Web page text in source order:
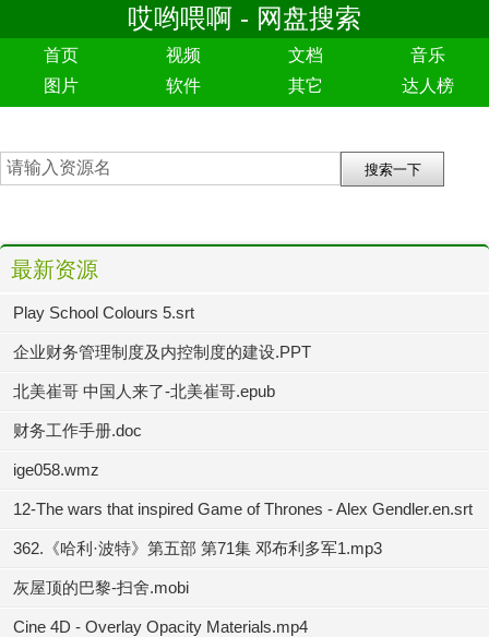
哎哟喂啊 - 网盘搜索
首页 视频 文档
音乐
图片
软件 其它 达人榜
最新资源
Play School Colours 5.srt
企业财务管理制度及内控制度的建设.PPT
北美崔哥 中国人来了-北美崔哥.epub
财务工作手册.doc
ige058.wmz
12-The wars that inspired Game of Thrones - Alex Gendler.en.srt
362.《哈利·波特》第五部 第71集 邓布利多军1.mp3
灰屋顶的巴黎-扫舍.mobi
Cine 4D - Overlay Opacity Materials.mp4